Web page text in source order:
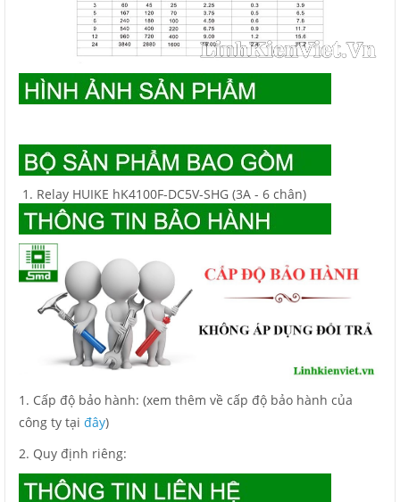
Relay HUIKE hK4100F-DC5V-SHG (3A - 6 chân)
1. Cấp độ bảo hành: (xem thêm về cấp độ bảo hành của
công ty tại đây)
2. Quy định riêng: